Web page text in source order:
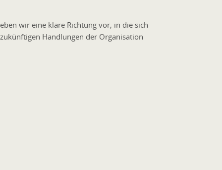
wir eine klare Richtung vor, in die sich
Handlungen der Organisation